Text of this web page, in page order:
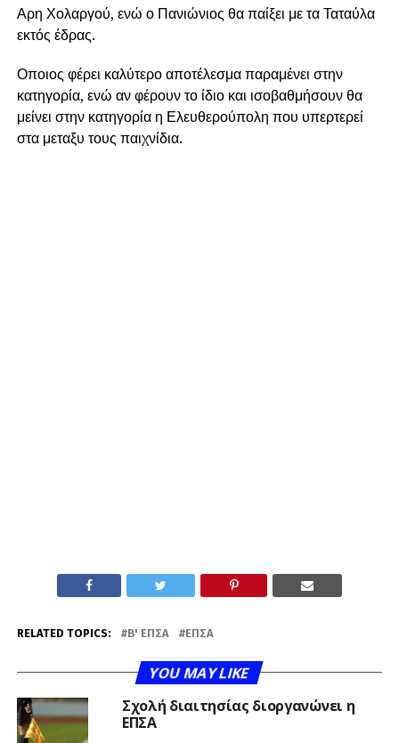
Αρη Χολαργού, ενώ ο Πανιώνιος θα παίξει με τα Ταταύλα
εκτός έδρας.
Οποιος φέρει καλύτερο αποτέλεσμα παραμένει στην
κατηγορία, ενώ αν φέρουν το ίδιο και ισοβαθμήσουν θα
μείνει στην κατηγορία η Ελευθερούπολη που υπερτερεί
στα μεταξυ τους παιχνίδια.
RELATED TOPICS: Β' ΕΠΣΑ ΕΠΣΑ
YOU MAY LIKE
Σχολή διαιτησίας διοργανώνει η
ΕΠΣΑ